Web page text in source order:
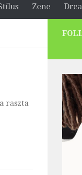
Zene
raszta